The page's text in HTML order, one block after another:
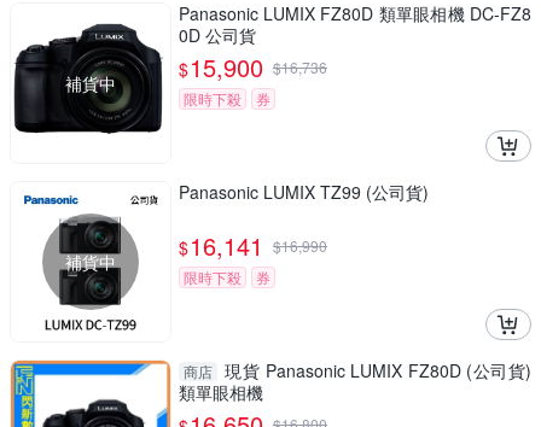
補貨中
Panasonic LUMIX FZ80D 類單眼相機 DC-FZ8
0D 公司貨
$15,900 $16,736
限時下殺
券
補貨中
Panasonic LUMIX TZ99 (公司貨)
$16,141 $16,990
限時下殺
券
商店 現貨 Panasonic LUMIX FZ80D (公司貨)
類單眼相機